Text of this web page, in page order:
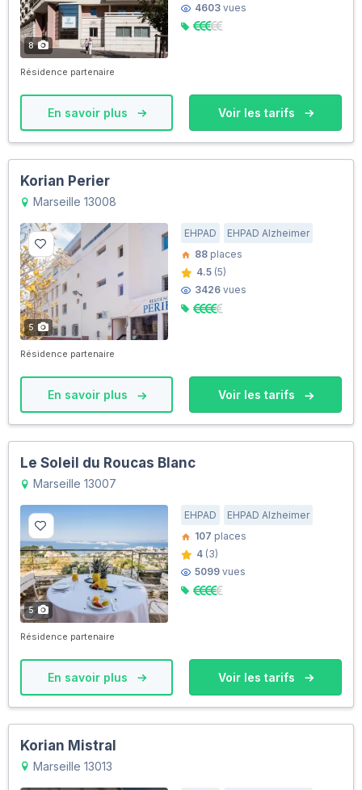
8
4603 vues
Résidence partenaire
En savoir plus Voir les tarifs
Korian Perier
Marseille 13008
5
EHPAD
EHPAD Alzheimer
88 places
4.5 (5)
3426 vues
Résidence partenaire
En savoir plus Voir les tarifs
Le Soleil du Roucas Blanc
Marseille 13007
5
EHPAD
EHPAD Alzheimer
107 places
4 (3)
5099 vues
Résidence partenaire
En savoir plus Voir les tarifs
Korian Mistral
Marseille 13013